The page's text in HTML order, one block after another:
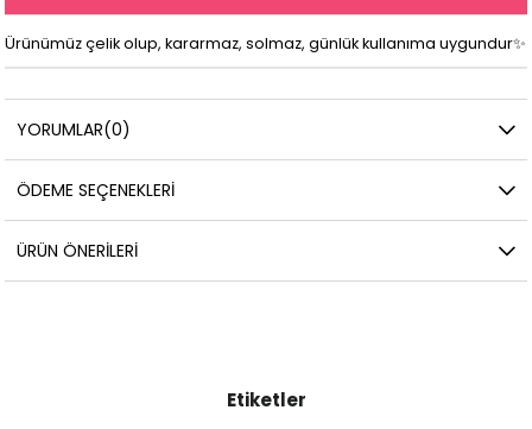
Ürünümüz çelik olup, kararmaz, solmaz, günlük kullanıma uygundur✨
YORUMLAR(0)
ÖDEME SEÇENEKLERI
ÜRÜN ÖNERILERI
Etiketler